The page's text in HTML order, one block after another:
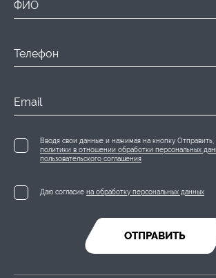
ФИО
Телефон
Email
Вводя свои данные и нажимая на кнопку
политики в отношении обработки персональных
пользовательского соглашения
Даю согласие на обработку персональных данных
ОТПРАВИТЬ